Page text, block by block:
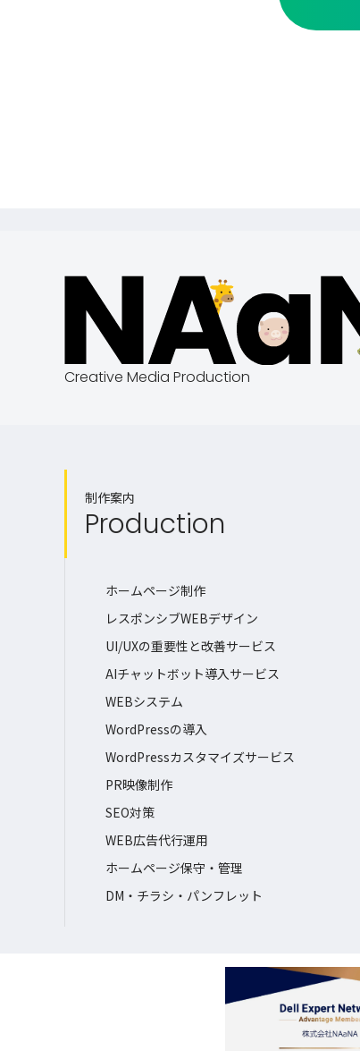
Creative Media Production
制作案内
Production
ホームページ制作
レスポンシブWEBデザイン
UI/UXの重要性と改善サービス
AIチャットボット導入サービス
WEBシステム
WordPressの導入
WordPressカスタマイズサービス
PR映像制作
SEO対策
WEB広告代行運用
ホームページ保守・管理
DM・チラシ・パンフレット